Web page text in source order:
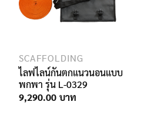
SCAFFOLDING
ไลฟไลน์กันตกแนวนอนแบบ
พกพา รุ่น L-0329
9,290.00